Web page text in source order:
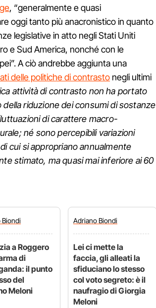
, “generalmente e quasi
oggi tanto più anacronistico in quanto
legislative in atto negli Stati Uniti
e Sud America, nonché con le
A ciò andrebbe aggiunta una
delle politiche di contrasto negli ultimi
attività di contrasto non ha portato
riduzione dei consumi di sostanze
di carattere macro-
né sono percepibili variazioni
cui si appropriano annualmente
stimato, ma quasi mai inferiore ai 60
Biondi
a Roggero
di
il punto
del
Meloni
AdrianoBiondi
Lei ci mette la
faccia, gli alleati la
sfiduciano lo stesso
col voto segreto: è il
naufragio di Giorgia
Meloni